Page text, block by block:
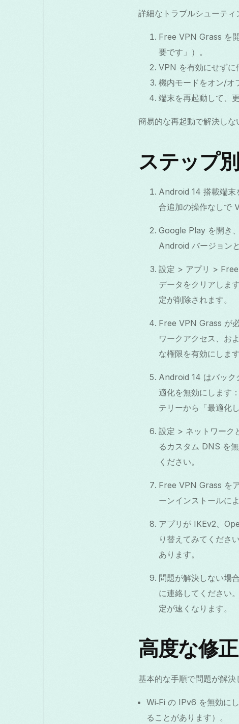
詳細なトラブルシューティ
Free VPN Grass を
要です」）。
VPN を有効にせずに
機内モードをオン/オ
端末を再起動して、
簡易的な再起動で解決しな
ステップ
Android 14 搭載端末
合追加の操作なしで
Google Play を開き
Android バージョン
設定 > アプリ >
データをクリアしま
定が削除されます。
Free VPN Grass が
ワークアクセス、お
な権限を有効にします
Android 14 はバック
適化を無効にします
テリーから「最適化
設定 > ネットワーク
るカスタム DNS を
ください。
Free VPN Grass を
ーンインストールに
アプリが IKEv2、
り替えてみてくださ
あります。
問題が解決しない場
に連絡してください
定が速くなります。
高度な修
基本的な手順で問題が解決
Wi‑Fi の IPv6 を無効に
ることがあります）。